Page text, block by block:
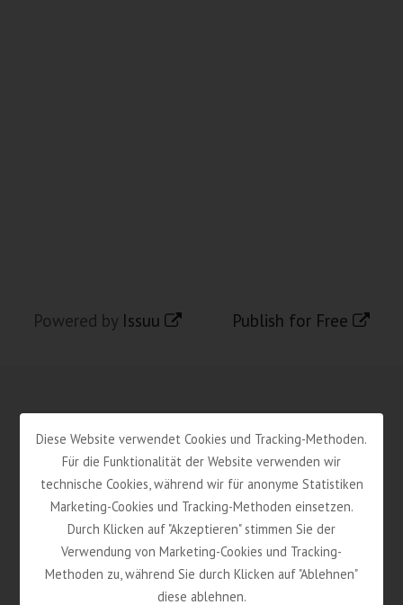
Powered by Issuu Publish for Free
südtirol hosts des VPS – Verband der
Privatvermieter Südtirols Gen.
Gerbergasse 40
I-39100 Bozen (BZ)
Diese Website verwendet Cookies und Tracking-Methoden.
Für die Funktionalität der Website verwenden wir
technische Cookies, während wir für anonyme Statistiken
Marketing-Cookies und Tracking-Methoden einsetzen.
Durch Klicken auf "Akzeptieren" stimmen Sie der
Verwendung von Marketing-Cookies und Tracking-
Methoden zu, während Sie durch Klicken auf "Ablehnen"
diese ablehnen.